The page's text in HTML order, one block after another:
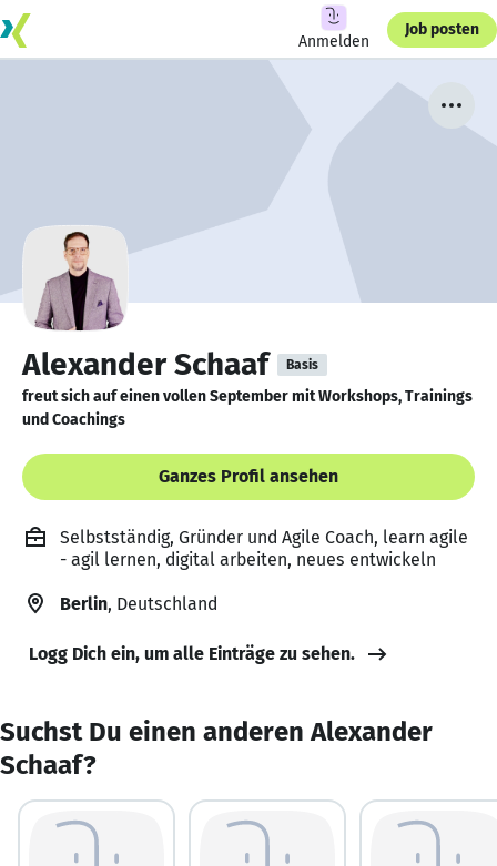
Anmelden
Job posten
Alexander Schaaf Basis
freut sich auf einen vollen September mit Workshops, Trainings
und Coachings
Ganzes Profil ansehen
Selbstständig, Gründer und Agile Coach, learn agile
- agil lernen, digital arbeiten, neues entwickeln
Berlin, Deutschland
Logg Dich ein, um alle Einträge zu sehen.
Suchst Du einen anderen Alexander
Schaaf?